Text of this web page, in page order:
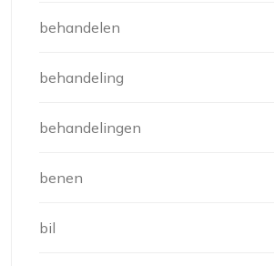
behandelen
behandeling
behandelingen
benen
bil